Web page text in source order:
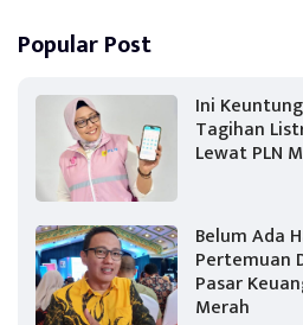
Popular Post
Ini
Tagihan
Lewat PLN
Belum Ada
Pertemuan
Pasar
Merah